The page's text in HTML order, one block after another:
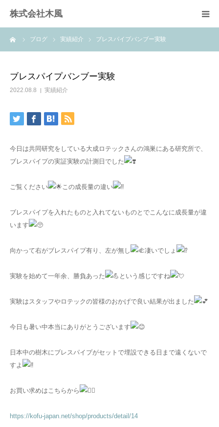
株式会社木風
ブログ 実績紹介 ブレスパイプバンブー実験
ブレスパイプバンブー実験
2022.08.8 実績紹介
今日は共同研究をしている大成ロテックさんの鴻巣にある研究所で、
ブレスパイプの実証実験の計測日でした
ご覧ください この成長量の違い
ブレスパイプを入れたものと入れてないものとでこんなに成長量が違
います
向かって右がブレスパイプ有り、左が無し 凄いでしょ
実験を始めて一年余、勝負あった という感じですね
実験はスタッフやロテックの皆様のおかげで良い結果が出ました
今日も暑い中本当にありがとうございます
日本中の樹木にブレスパイプがセットで埋設できる日まで遠くないで
すよ
お買い求めはこちらから
https://kofu-japan.net/shop/products/detail/14
業務案内
お問い合せ